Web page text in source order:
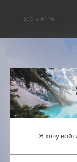
Я хочу